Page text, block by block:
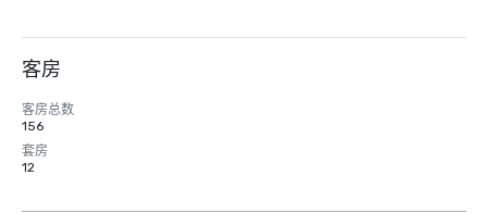
客房
客房总数
156
套房
12